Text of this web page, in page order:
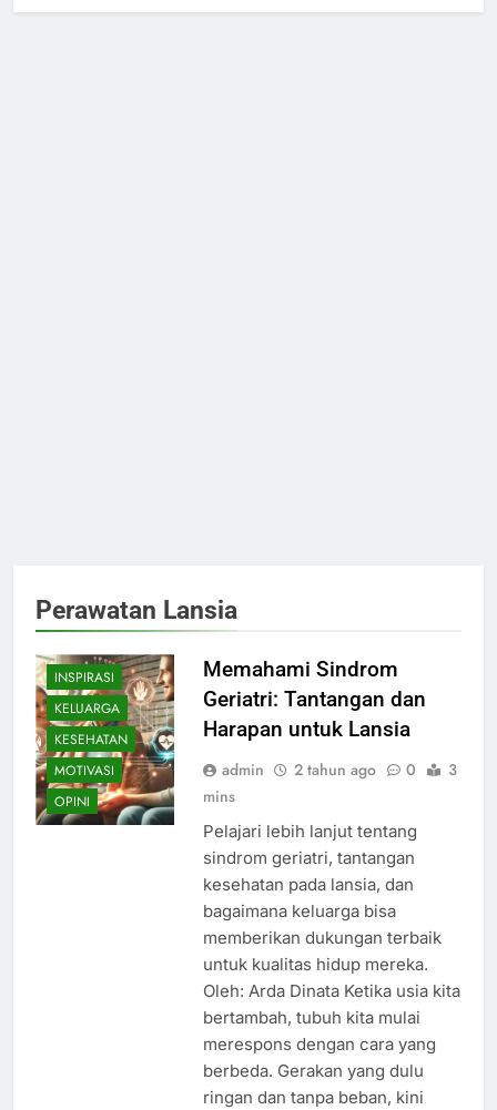
Perawatan Lansia
INSPIRASI
KELUARGA
KESEHATAN
MOTIVASI
OPINI
Memahami Sindrom
Geriatri: Tantangan dan
Harapan untuk Lansia
admin 2 tahun ago 0
3
mins
Pelajari lebih lanjut tentang
sindrom geriatri, tantangan
kesehatan pada lansia, dan
bagaimana keluarga bisa
memberikan dukungan terbaik
untuk kualitas hidup mereka.
Oleh: Arda Dinata Ketika usia kita
bertambah, tubuh kita mulai
merespons dengan cara yang
berbeda. Gerakan yang dulu
ringan dan tanpa beban, kini